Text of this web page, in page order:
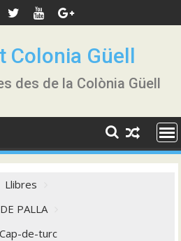
Colonia Güell
des de la Colònia Güell
Llibres
PALLA
de-turc